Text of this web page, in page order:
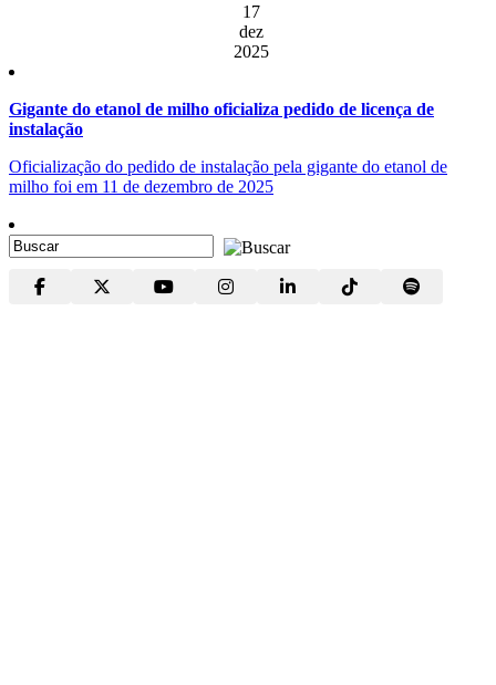
17
dez
2025
Gigante do etanol de milho oficializa pedido de licença de
instalação
Oficialização do pedido de instalação pela gigante do etanol de
milho foi em 11 de dezembro de 2025